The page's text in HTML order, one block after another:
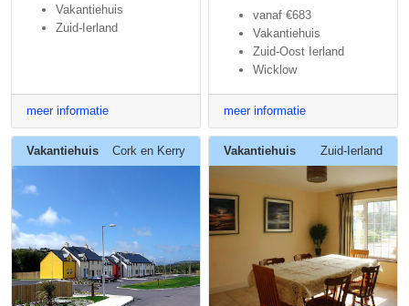
Vakantiehuis
Zuid-Ierland
meer informatie
vanaf €683
Vakantiehuis
Zuid-Oost Ierland
Wicklow
meer informatie
Vakantiehuis Cork en Kerry Vakantiehuis Zuid-Ierland